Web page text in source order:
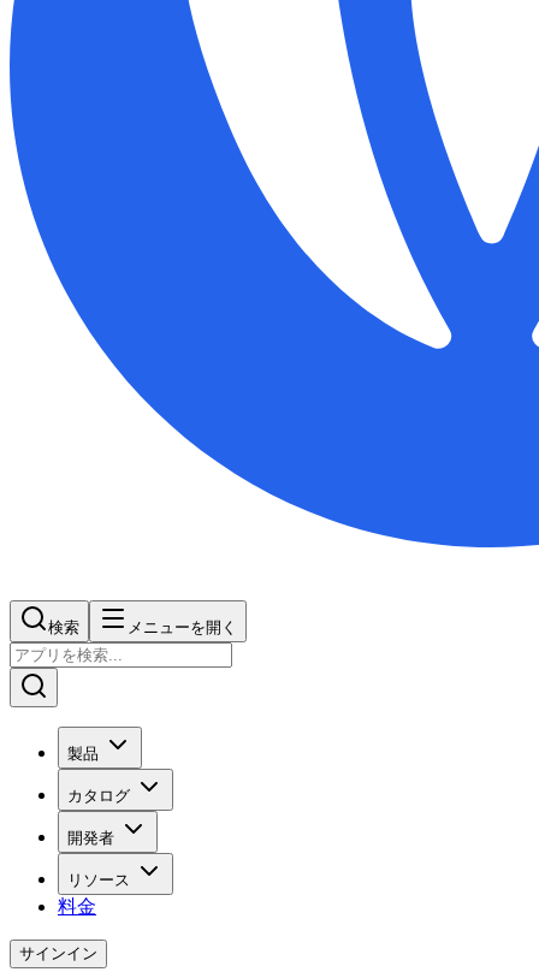
検索 メニューを開く
製品
カタログ
開発者
リソース
料金
サインイン